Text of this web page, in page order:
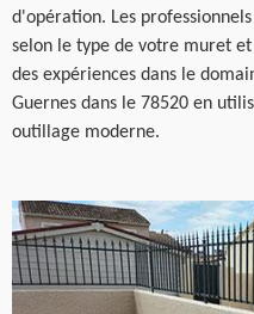
d'opération. Les
selon le type de votre muret
des expériences dans le
Guernes dans le 78520 en
outillage moderne.